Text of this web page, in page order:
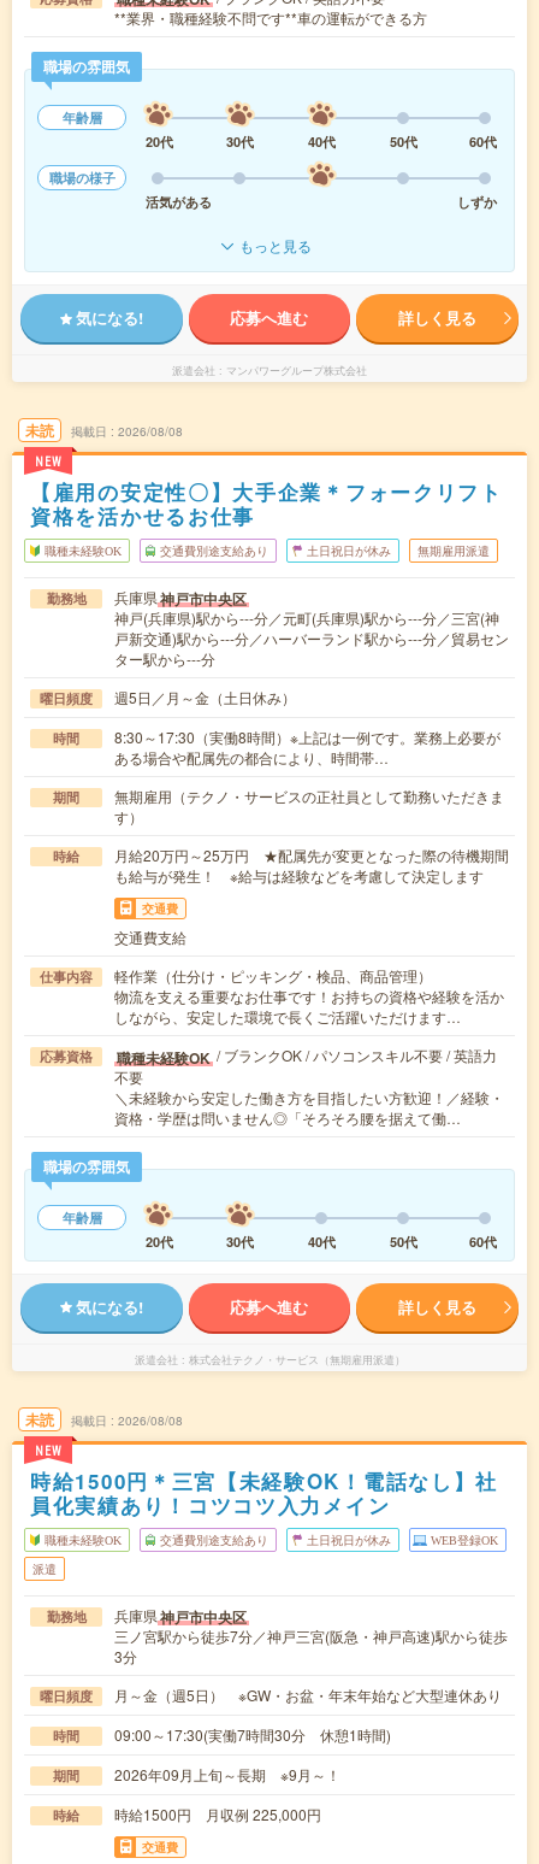
**業界・職種経験不問です**車の運転ができる方
職場の雰囲気
年齢層
20代
30代 40代 50代
60代
職場の様子
活気がある
しずか
もっと見る
気になる! 応募へ進む 詳しく見る
派遣会社 マンパワーグループ株式会社
未読
NEW
掲載日 2026/08/08
【雇用の安定性〇】大手企業＊フォークリフト
資格を活かせるお仕事
職種未経験OK 交通費別途支給あり 土日祝日が休み 無期雇用派遣
勤務地 兵庫県神戸市中央区
神戸(兵庫県)駅から---分／元町(兵庫県)駅から---分／三宮(神
戸新交通)駅から---分／ハーバーランド駅から---分／貿易セン
ター駅から---分
曜日頻度 週5日／月～金（土日休み）
時間
8:30～17:30（実働8時間）※上記は一例です。業務上必要が
ある場合や配属先の都合により、時間帯…
期間
無期雇用（テクノ・サービスの正社員として勤務いただきま
す）
時給
月給20万円～25万円 ★配属先が変更となった際の待機期間
も給与が発生！ ※給与は経験などを考慮して決定します
交通費
交通費支給
仕事内容
軽作業（仕分け・ピッキング・検品、商品管理）
物流を支える重要なお仕事です！お持ちの資格や経験を活か
しながら、安定した環境で長くご活躍いただけます…
応募資格 職種未経験OK / ブランクOK / パソコンスキル不要 / 英語力
不要
＼未経験から安定した働き方を目指したい方歓迎！／経験・
資格・学歴は問いません◎「そろそろ腰を据えて働…
職場の雰囲気
年齢層
20代
30代 40代 50代 60代
気になる! 応募へ進む 詳しく見る
派遣会社 株式会社テクノ・サービス（無期雇用派遣）
未読
NEW
掲載日 2026/08/08
時給1500円＊三宮【未経験OK！電話なし】社
員化実績あり！コツコツ入力メイン
職種未経験OK 交通費別途支給あり 土日祝日が休み WEB登録OK
派遣
勤務地 兵庫県神戸市中央区
三ノ宮駅から徒歩7分／神戸三宮(阪急・神戸高速)駅から徒歩
3分
曜日頻度 月～金（週5日） ※GW・お盆・年末年始など大型連休あり
時間 09:00～17:30(実働7時間30分 休憩1時間)
期間 2026年09月上旬～長期 ※9月～！
時給 時給1500円 月収例 225,000円
交通費